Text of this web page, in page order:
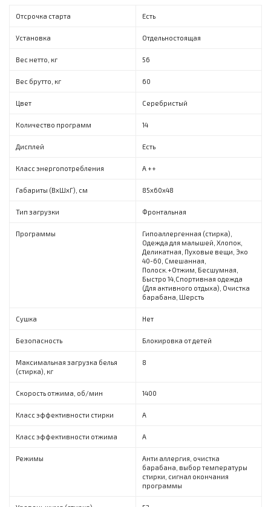
Отсрочка старта Есть
Установка Отдельностоящая
Вес нетто, кг 56
Вес брутто, кг 60
Цвет Серебристый
Количество программ 14
Дисплей Есть
Класс энергопотребления A ++
Габариты (ВxШxГ), см 85x60x48
Тип загрузки Фронтальная
Программы
Гипоаллергенная (стирка),
Одежда для малышей, Хлопок,
Деликатная, Пуховые вещи, Эко
40-60, Смешанная,
Пoлocк.+Отжим, Бecшyмнaя,
Быстро 14,Спортивная одежда
(Для активного отдыха), Очистка
барабана, Шерсть
Сушка Нет
Безопасность Блокировка от детей
Максимальная загрузка белья
(стирка), кг
8
Скорость отжима, об/мин 1400
Класс эффективности стирки A
Класс эффективности отжима A
Режимы
Анти аллергия, очистка
барабана, выбор температуры
стирки, сигнал окончания
программы